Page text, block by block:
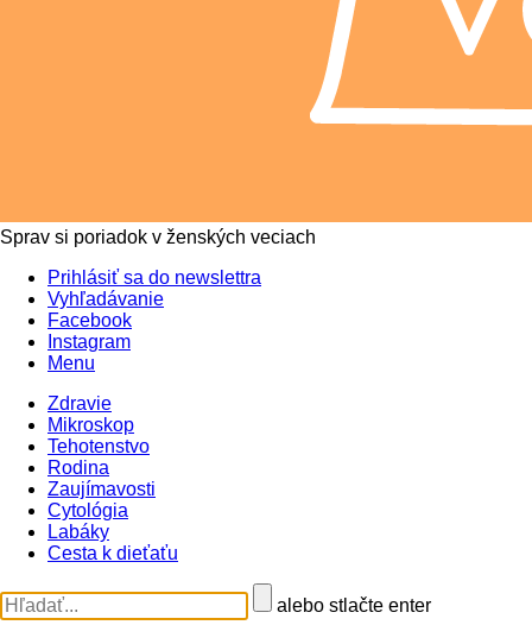
Sprav si poriadok v ženských veciach
Prihlásiť sa do newslettra
Vyhľadávanie
Facebook
Instagram
Menu
Zdravie
Mikroskop
Tehotenstvo
Rodina
Zaujímavosti
Cytológia
Labáky
Cesta k dieťaťu
alebo stlačte enter